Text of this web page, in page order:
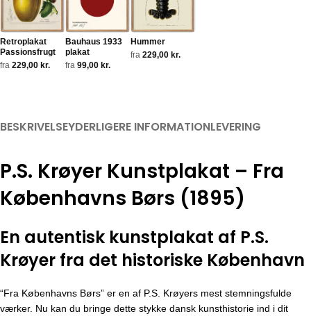
Retroplakat
Passionsfrugt
fra 229,00 kr.
Bauhaus 1933
plakat
fra 99,00 kr.
Hummer
fra 229,00 kr.
BESKRIVELSEYDERLIGERE INFORMATIONLEVERING
P.S. Krøyer Kunstplakat – Fra
Københavns Børs (1895)
En autentisk kunstplakat af P.S.
Krøyer fra det historiske København
“Fra Københavns Børs” er en af P.S. Krøyers mest stemningsfulde
værker. Nu kan du bringe dette stykke dansk kunsthistorie ind i dit